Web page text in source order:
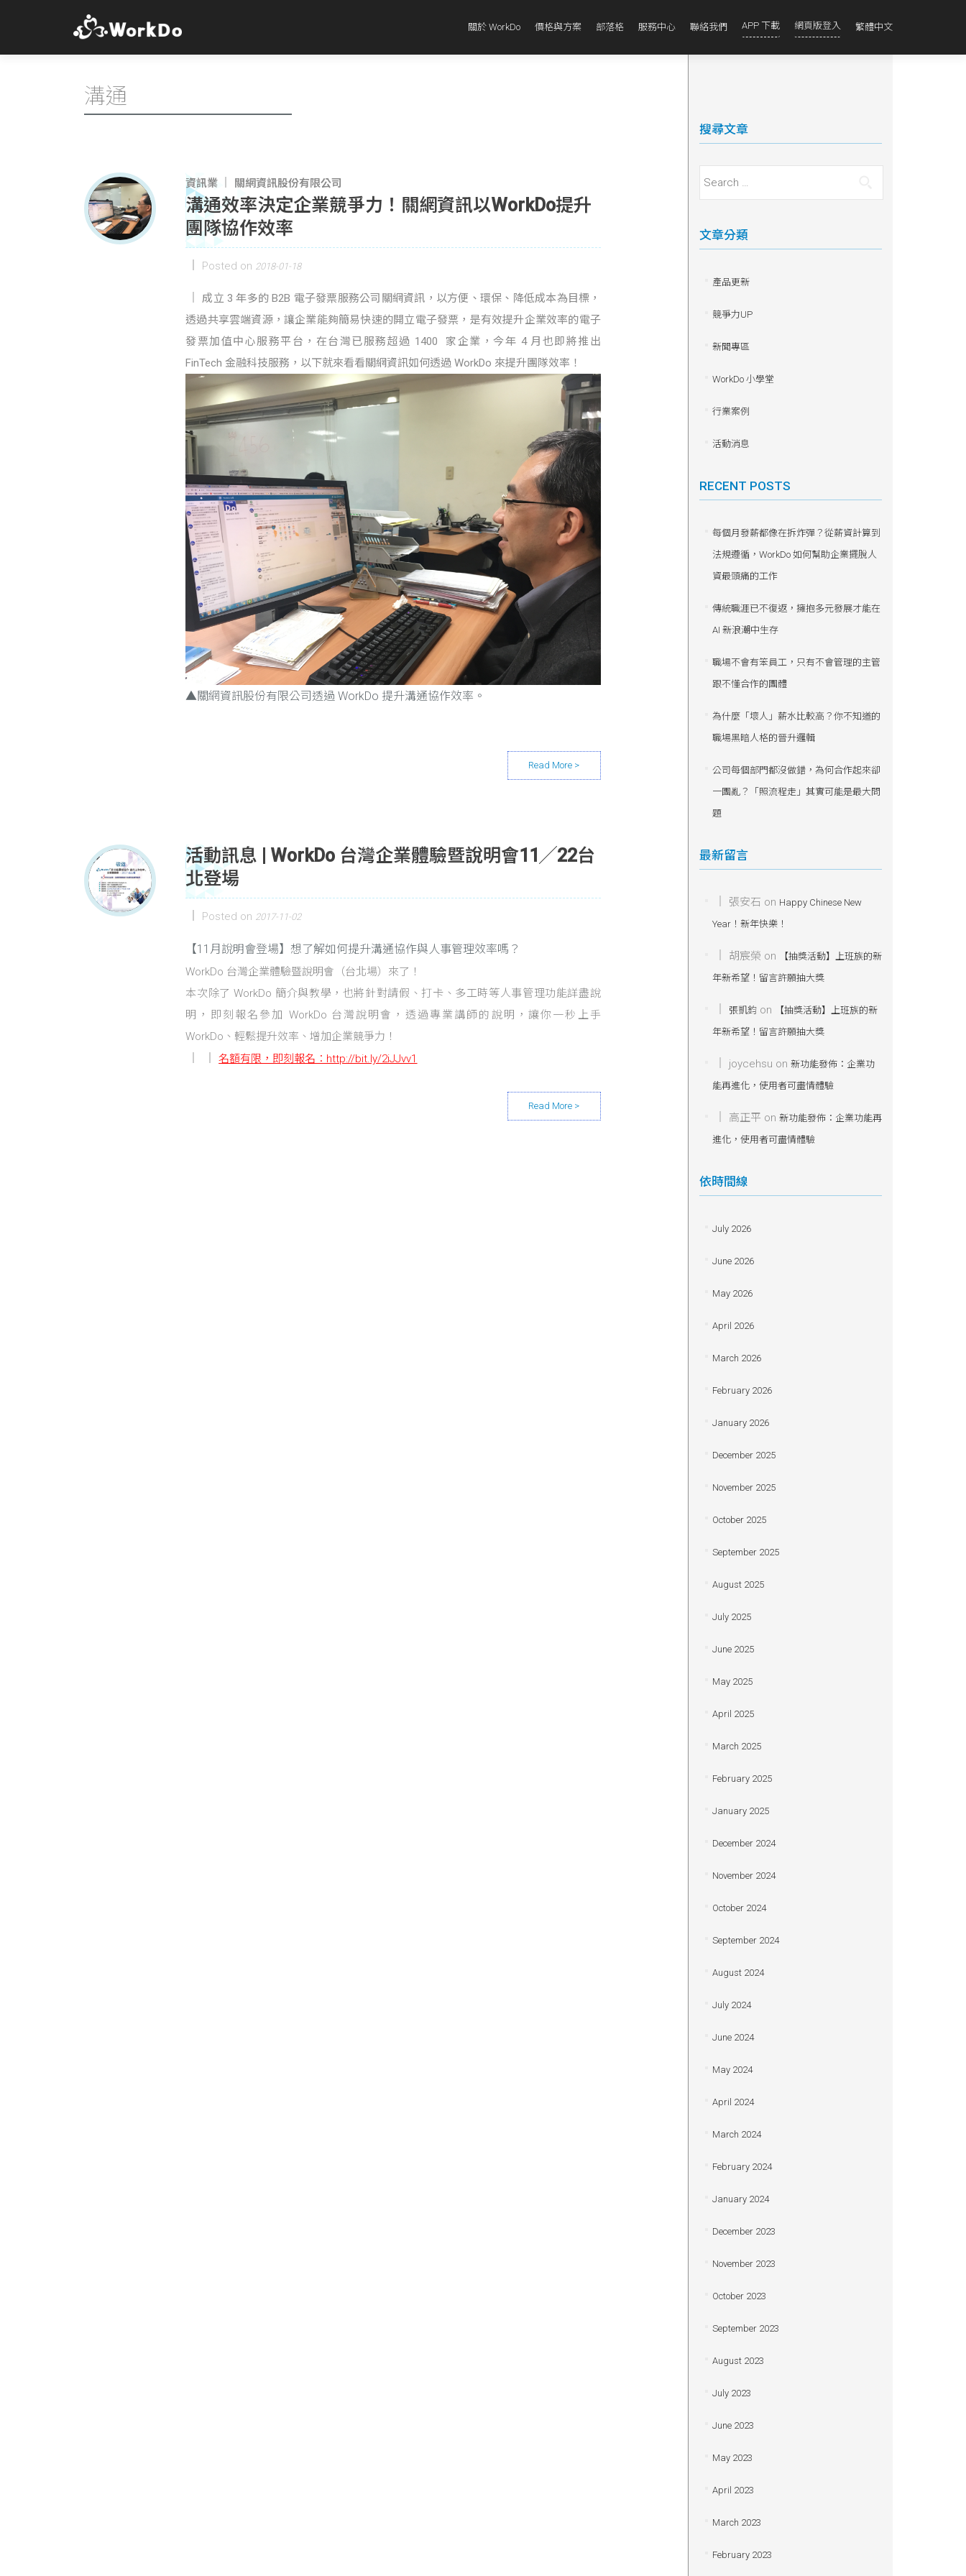
關於 WorkDo 價格與方案 部落格 服務中心 聯絡我們 APP 下載 網頁版登入 繁體中文
溝通
資訊業 關網資訊股份有限公司
溝通效率決定企業競爭力！關網資訊以WorkDo提升
團隊協作效率
Posted on 2018-01-18
成立 3 年多的 B2B 電子發票服務公司關網資訊，以方便、環保、降低成本為目標，
透過共享雲端資源，讓企業能夠簡易快速的開立電子發票，是有效提升企業效率的電子
發票加值中心服務平台，在台灣已服務超過 1400 家企業，今年 4 月也即將推出
FinTech 金融科技服務，以下就來看看關網資訊如何透過 WorkDo 來提升團隊效率！
▲關網資訊股份有限公司透過 WorkDo 提升溝通協作效率。
活動訊息 | WorkDo 台灣企業體驗暨說明會11╱22台
北登場
Posted on 2017-11-02
【11月說明會登場】想了解如何提升溝通協作與人事管理效率嗎？
WorkDo 台灣企業體驗暨說明會（台北場）來了！
本次除了 WorkDo 簡介與教學，也將針對請假、打卡、多工時等人事管理功能詳盡說
明，即刻報名參加 WorkDo 台灣說明會，透過專業講師的說明，讓你一秒上手
WorkDo、輕鬆提升效率、增加企業競爭力！
名額有限，即刻報名： http://bit.ly/2iJJvv1
搜尋文章
Search for:
文章分類
產品更新
競爭力UP
新聞專區
WorkDo 小學堂
行業案例
活動消息
RECENT POSTS
每個月發薪都像在拆炸彈？從薪資計算到
法規遵循，WorkDo 如何幫助企業擺脫人
資最頭痛的工作
傳統職涯已不復返，擁抱多元發展才能在
AI 新浪潮中生存
職場不會有笨員工，只有不會管理的主管
跟不懂合作的團體
為什麼「壞人」薪水比較高？你不知道的
職場黑暗人格的晉升邏輯
公司每個部門都沒做錯，為何合作起來卻
一團亂？「照流程走」其實可能是最大問
題
最新留言
張安石 on Happy Chinese New
Year！新年快樂！
胡宸榮 on
【抽獎活動】上班族的新
年新希望！留言許願抽大獎
張凱鈞on
【抽獎活動】上班族的新
年新希望！留言許願抽大獎
joycehsu on 新功能發佈：企業功
能再進化，使用者可盡情體驗
高正平 on 新功能發佈：企業功能再
進化，使用者可盡情體驗
依時間線
July 2026
June 2026
May 2026
April 2026
March 2026
February 2026
January 2026
December 2025
November 2025
October 2025
September 2025
August 2025
July 2025
June 2025
May 2025
April 2025
March 2025
February 2025
January 2025
December 2024
November 2024
October 2024
September 2024
August 2024
July 2024
June 2024
May 2024
April 2024
March 2024
February 2024
January 2024
December 2023
November 2023
October 2023
September 2023
August 2023
July 2023
June 2023
May 2023
April 2023
March 2023
February 2023